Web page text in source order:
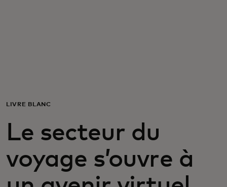
Actualités et tendances
LIVRE BLANC
Le secteur du
voyage s’ouvre à